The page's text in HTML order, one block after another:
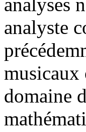
analyste
musicaux
domaine